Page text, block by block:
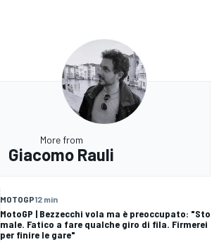
More from
Giacomo Rauli
MOTOGP12 min
MotoGP | Bezzecchi vola ma è preoccupato: "Sto
male. Fatico a fare qualche giro di fila. Firmerei
per finire le gare"